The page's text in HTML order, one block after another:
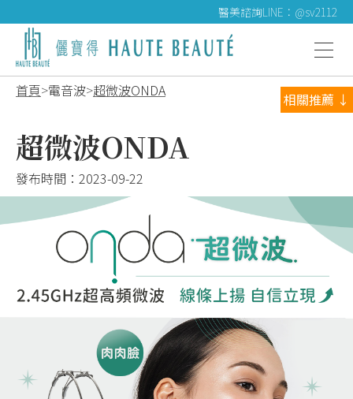
醫美諮詢LINE：@sv2112
首頁 電音波 超微波ONDA
超微波ONDA
發布時間： 2023-09-22
相關推薦 ↓